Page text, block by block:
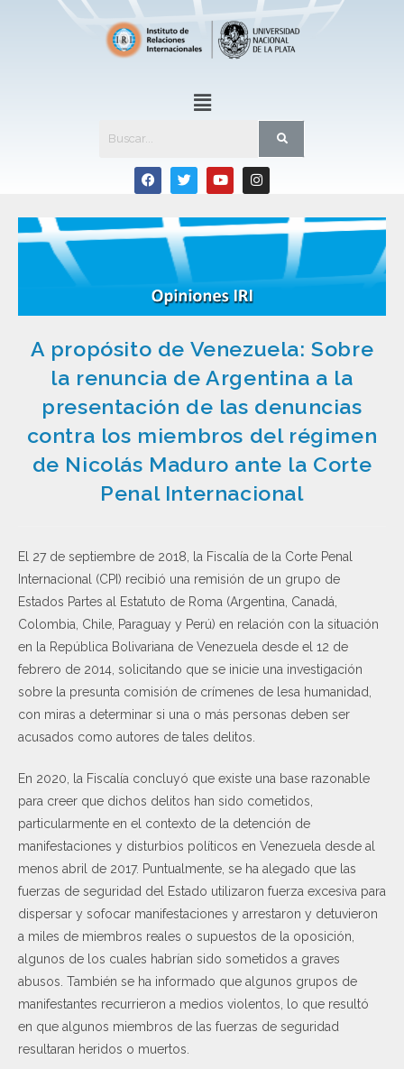
A propósito de Venezuela: Sobre
la renuncia de Argentina a la
presentación de las denuncias
contra los miembros del régimen
de Nicolás Maduro ante la Corte
Penal Internacional
El 27 de septiembre de 2018, la Fiscalía de la Corte Penal
Internacional (CPI) recibió una remisión de un grupo de
Estados Partes al Estatuto de Roma (Argentina, Canadá,
Colombia, Chile, Paraguay y Perú) en relación con la situación
en la República Bolivariana de Venezuela desde el 12 de
febrero de 2014, solicitando que se inicie una investigación
sobre la presunta comisión de crímenes de lesa humanidad,
con miras a determinar si una o más personas deben ser
acusados como autores de tales delitos.
En 2020, la Fiscalía concluyó que existe una base razonable
para creer que dichos delitos han sido cometidos,
particularmente en el contexto de la detención de
manifestaciones y disturbios políticos en Venezuela desde al
menos abril de 2017. Puntualmente, se ha alegado que las
fuerzas de seguridad del Estado utilizaron fuerza excesiva para
dispersar y sofocar manifestaciones y arrestaron y detuvieron
a miles de miembros reales o supuestos de la oposición,
algunos de los cuales habrían sido sometidos a graves
abusos. También se ha informado que algunos grupos de
manifestantes recurrieron a medios violentos, lo que resultó
en que algunos miembros de las fuerzas de seguridad
resultaran heridos o muertos.